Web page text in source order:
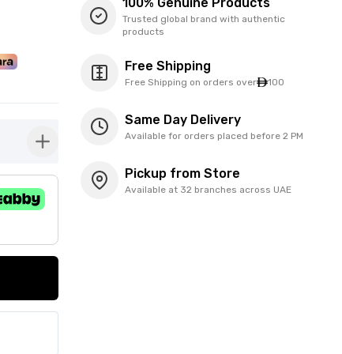
button-plus
Trusted global brand with authentic
products
Free Shipping
Free Shipping on orders over 100
Same Day Delivery
Available for orders placed before 2 PM
Pickup from Store
Available at 32 branches across UAE